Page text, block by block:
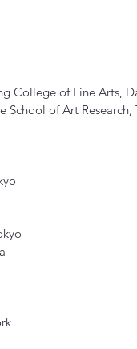
College of Fine Arts,
School of Art Research,